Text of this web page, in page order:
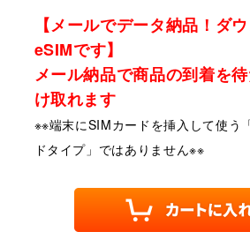
【メールでデータ納品！ダ
eSIMです】
メール納品で商品の到着を
け取れます
※※端末にSIMカードを挿入して使う
ドタイプ」ではありません※※